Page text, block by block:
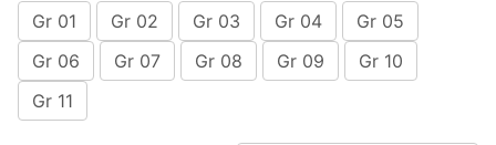
Gr 01 Gr 02 Gr 03 Gr 04
Gr 05
Gr 06
Gr 07 Gr 08 Gr 09
Gr 10
Gr 11